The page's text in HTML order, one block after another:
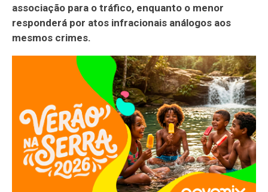
associação para o tráfico, enquanto o menor
responderá por atos infracionais análogos aos
mesmos crimes.